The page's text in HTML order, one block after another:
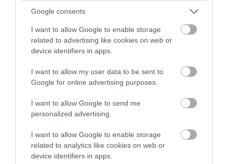
Google consents
I want to allow Google to enable storage
related to advertising like cookies on web or
device identifiers in apps.
I want to allow my user data to be sent to
Google for online advertising purposes.
I want to allow Google to send me
personalized advertising.
I want to allow Google to enable storage
related to analytics like cookies on web or
device identifiers in apps.
PRONEWS.GR /ΤΗΛΕΟΡΑΣΗ
Επικό βίντεο: Όταν η Φαίη Σκορδά
μπέρδεψε το Αίγιο με το Αιγαίο πέλαγος
29.07.2026 | 17:26